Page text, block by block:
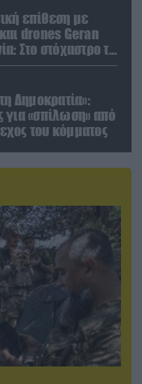
επίθεση με
drones Geran
Στο στόχαστρο το
Flamingo
Δημοκρατία»:
για «σπίλωση» από
του κόμματος